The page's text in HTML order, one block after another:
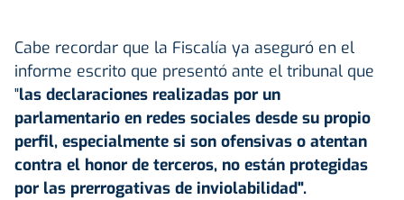
Cabe recordar que la Fiscalía ya aseguró en el
informe escrito que presentó ante el tribunal que
"las declaraciones realizadas por un
parlamentario en redes sociales desde su propio
perfil, especialmente si son ofensivas o atentan
contra el honor de terceros, no están protegidas
por las prerrogativas de inviolabilidad".